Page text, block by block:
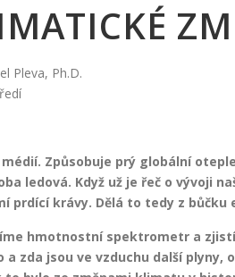
Pleva, Ph.D.
Způsobuje prý globální
ledová. Když už je řeč o vývoji
prdící krávy. Dělá to tedy z
hmotnostní spektrometr a
zda jsou ve vzduchu další plyny,